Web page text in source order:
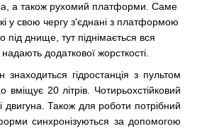
а також рухомий платформи. Саме
у свою чергу з'єднані з платформою
під днище, тут піднімається вся
додаткової жорсткості.
гідростанція з пультом
20 літрів. Чотирьохстійковий
Також для роботи потрібний
синхронізуються за допомогою